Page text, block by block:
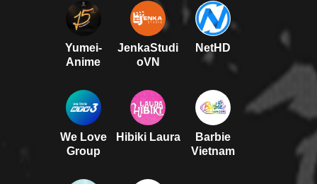
Yumei-
Anime
JenkaStudi
oVN
NetHD
We Love
Group
Hibiki Laura
Barbie
Vietnam